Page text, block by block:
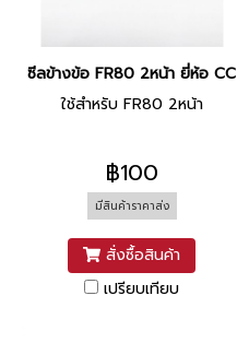
ซีลข้างข้อ FR80 2หน้า ยี่ห้อ CCD
ใช้สำหรับ FR80 2หน้า
฿100
มีสินค้าราคาส่ง
สั่งซื้อสินค้า
เปรียบเทียบ